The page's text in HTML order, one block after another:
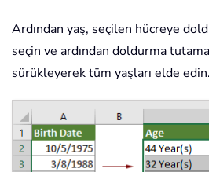
Ardından yaş, seçilen hücreye
seçin ve ardından doldurma
sürükleyerek tüm yaşları elde edin.